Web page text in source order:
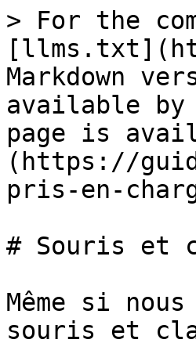
> For the
Markdown
available by
page is
(https://
pris-en-
# Souris et
Même si
souris et